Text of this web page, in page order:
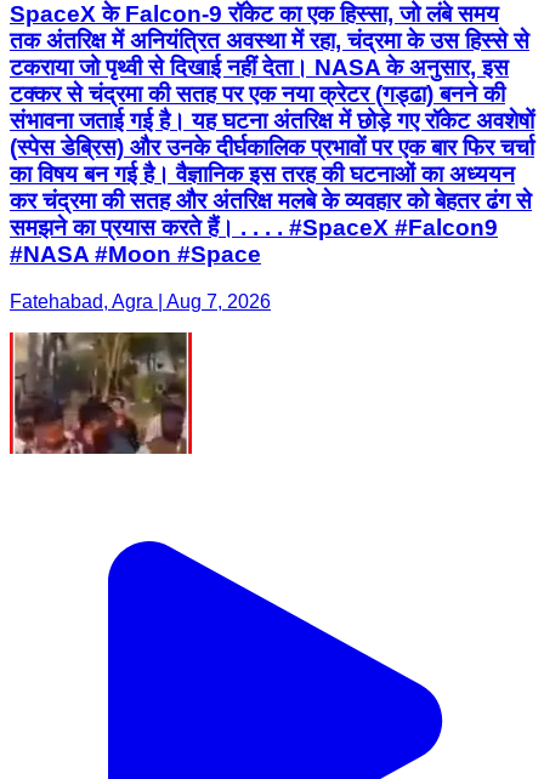
SpaceX के Falcon-9 रॉकेट का एक हिस्सा, जो लंबे समय
तक अंतरिक्ष में अनियंत्रित अवस्था में रहा, चंद्रमा के उस हिस्से से
टकराया जो पृथ्वी से दिखाई नहीं देता। NASA के अनुसार, इस
टक्कर से चंद्रमा की सतह पर एक नया क्रेटर (गड्ढा) बनने की
संभावना जताई गई है। यह घटना अंतरिक्ष में छोड़े गए रॉकेट अवशेषों
(स्पेस डेब्रिस) और उनके दीर्घकालिक प्रभावों पर एक बार फिर चर्चा
का विषय बन गई है। वैज्ञानिक इस तरह की घटनाओं का अध्ययन
कर चंद्रमा की सतह और अंतरिक्ष मलबे के व्यवहार को बेहतर ढंग से
समझने का प्रयास करते हैं। . . . . #SpaceX #Falcon9
#NASA #Moon #Space
Fatehabad, Agra | Aug 7, 2026